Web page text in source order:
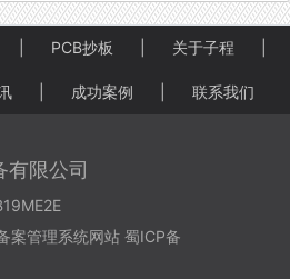
PCB抄板 关于子程
成功案例 联系我们
有限公司
案管理系统网站 蜀ICP备